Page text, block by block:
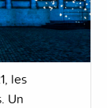
les
Un